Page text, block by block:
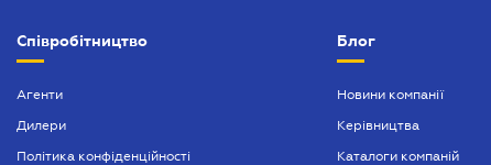
БІЗНЕС
БУХГАЛТЕР ПРОФ
Співробітництво
Агенти
Дилери
Політика конфіденційності
Блог
Новини компанії
Керівництва
Каталоги компаній